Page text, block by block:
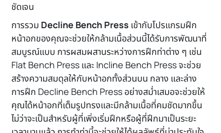
ชัดเจน
การรวม Decline Bench Press เข้ากับโปรแกรมฝึก
หน้าอกของคุณจะช่วยให้กล้ามเนื้อส่วนนี้ได้รับการพัฒนาที่
สมบูรณ์แบบ การผสมผสานระหว่างการฝึกท่าต่าง ๆ เช่น
Flat Bench Press และ Incline Bench Press จะช่วย
สร้างความสมดุลให้กับหน้าอกทั้งส่วนบน กลาง และล่าง
การฝึก Decline Bench Press อย่างสม่ำเสมอจะช่วยให้
คุณได้หน้าอกที่เต็มรูปทรงและมีกล้ามเนื้อที่คมชัดมากขึ้น
ไม่ว่าจะเป็นสำหรับผู้ที่เพิ่งเริ่มฝึกหรือผู้ที่ฝึกมาเป็นระยะ